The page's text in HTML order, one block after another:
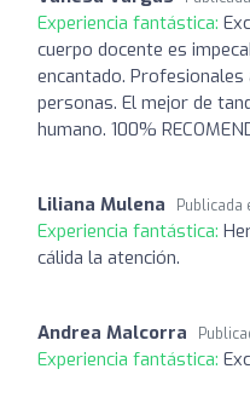
Experiencia fantástica:
cuerpo docente es
encantado.
personas. El mejor de
humano. 100%
Liliana Mulena Publicada
Experiencia fantástica:
cálida la atención.
Andrea Malcorra
Experiencia fantástica: